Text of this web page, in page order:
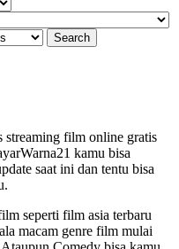
streaming film online gratis
kamu bisa
saat ini dan tentu bisa
seperti film asia terbaru
macam genre film mulai